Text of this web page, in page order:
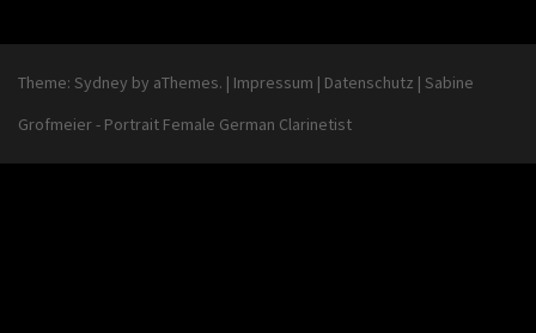
Theme: Sydney by aThemes. | Impressum | Datenschutz | Sabine
Grofmeier - Portrait Female German Clarinetist